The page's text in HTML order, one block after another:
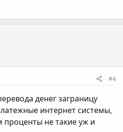
#4
денег заграницу
интернет системы,
проценты не такие уж и